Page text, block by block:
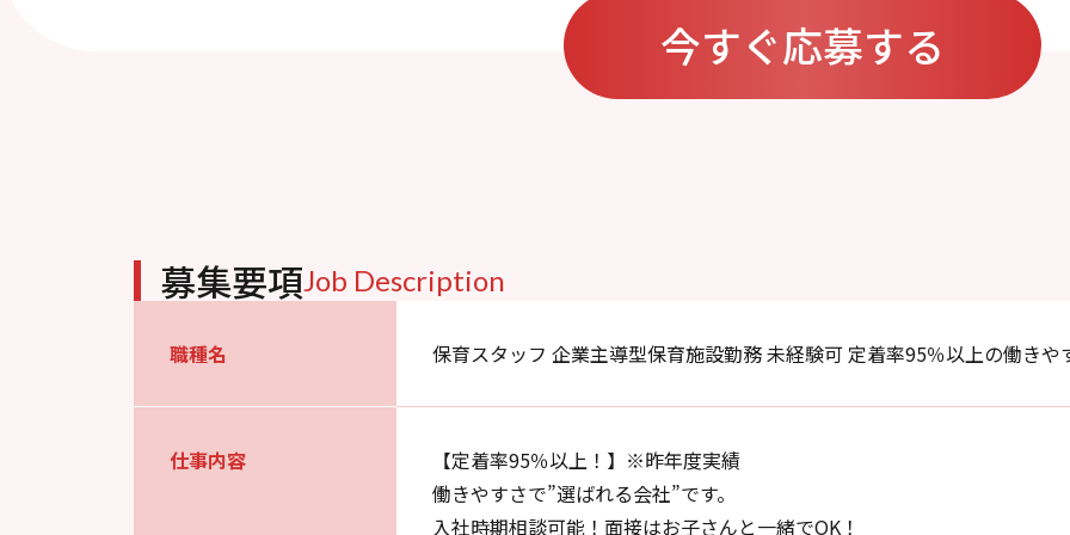
今すぐ応募する
募集要項Job Description
職種名 保育スタッフ 企業主導型保育施設勤務 未経験可 定着率95％以上の働きや
仕事内容
【定着率95％以上！】※昨年度実績
働きやすさで”選ばれる会社”です。
入社時期相談可能！面接はお子さんと一緒でOK！